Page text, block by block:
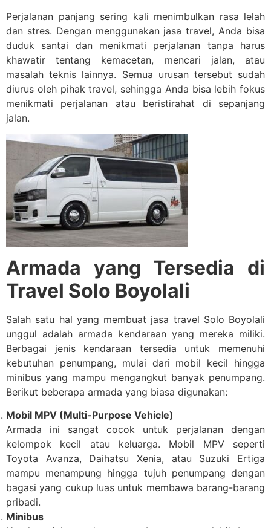
Perjalanan panjang sering kali menimbulkan rasa lelah
dan stres. Dengan menggunakan jasa travel, Anda bisa
duduk santai dan menikmati perjalanan tanpa harus
khawatir tentang kemacetan, mencari jalan, atau
masalah teknis lainnya. Semua urusan tersebut sudah
diurus oleh pihak travel, sehingga Anda bisa lebih fokus
menikmati perjalanan atau beristirahat di sepanjang
jalan.
Armada yang Tersedia di
Travel Solo Boyolali
Salah satu hal yang membuat jasa travel Solo Boyolali
unggul adalah armada kendaraan yang mereka miliki.
Berbagai jenis kendaraan tersedia untuk memenuhi
kebutuhan penumpang, mulai dari mobil kecil hingga
minibus yang mampu mengangkut banyak penumpang.
Berikut beberapa armada yang biasa digunakan:
Mobil MPV (Multi-Purpose Vehicle)
Armada ini sangat cocok untuk perjalanan dengan
kelompok kecil atau keluarga. Mobil MPV seperti
Toyota Avanza, Daihatsu Xenia, atau Suzuki Ertiga
mampu menampung hingga tujuh penumpang dengan
bagasi yang cukup luas untuk membawa barang-barang
pribadi.
Minibus